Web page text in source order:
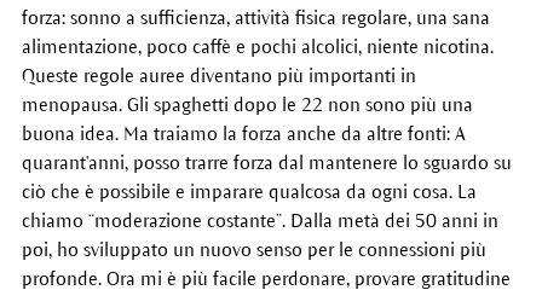
forza: sonno a sufficienza, attività fisica regolare, una sana
alimentazione, poco caffè e pochi alcolici, niente nicotina.
Queste regole auree diventano più importanti in
menopausa. Gli spaghetti dopo le 22 non sono più una
buona idea. Ma traiamo la forza anche da altre fonti: A
quarant'anni, posso trarre forza dal mantenere lo sguardo su
ciò che è possibile e imparare qualcosa da ogni cosa. La
chiamo “moderazione costante”. Dalla metà dei 50 anni in
poi, ho sviluppato un nuovo senso per le connessioni più
profonde. Ora mi è più facile perdonare, provare gratitudine